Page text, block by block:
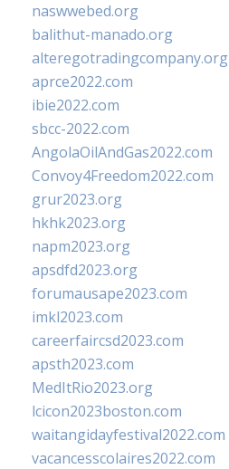
naswwebed.org
balithut-manado.org
alteregotradingcompany.org
aprce2022.com
ibie2022.com
sbcc-2022.com
AngolaOilAndGas2022.com
Convoy4Freedom2022.com
grur2023.org
hkhk2023.org
napm2023.org
apsdfd2023.org
forumausape2023.com
imkl2023.com
careerfaircsd2023.com
apsth2023.com
MedItRio2023.org
lcicon2023boston.com
waitangidayfestival2022.com
vacancesscolaires2022.com